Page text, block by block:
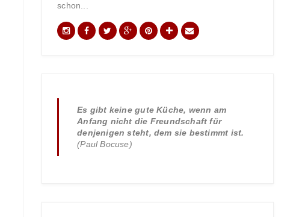
schon...
Es gibt keine gute Küche, wenn am
Anfang nicht die Freundschaft für
denjenigen steht, dem sie bestimmt ist.
(Paul Bocuse)